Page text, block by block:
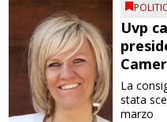
Uvp
La
stata
marzo